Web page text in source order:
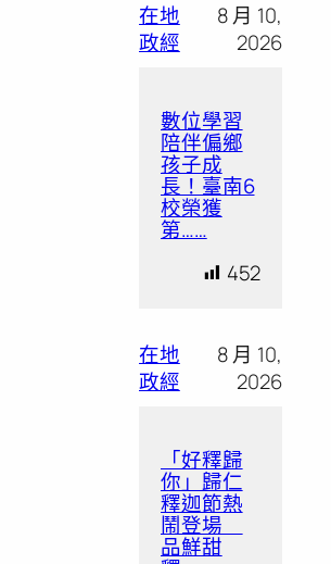
在地
政經
8 月 10,
2026
數位學習
陪伴偏鄉
孩子成
長！臺南6
校榮獲
第……
452
在地
政經
8 月 10,
2026
「好釋歸
你」歸仁
釋迦節熱
鬧登場
品鮮甜